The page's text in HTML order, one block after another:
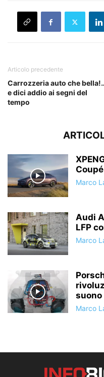
Articolo precedente
Carrozzeria auto che
e dici addio ai segni del
tempo
Marco
Audi
LFP
Marco
suono
Marco